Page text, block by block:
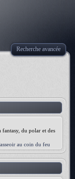
Recherche avancée
du polar et des
au coin du feu